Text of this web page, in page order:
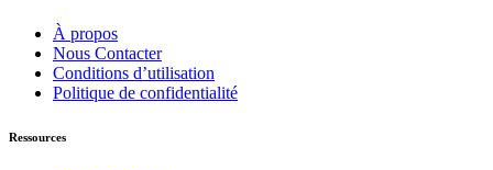
À propos
Nous Contacter
Conditions d’utilisation
Politique de confidentialité
Ressources